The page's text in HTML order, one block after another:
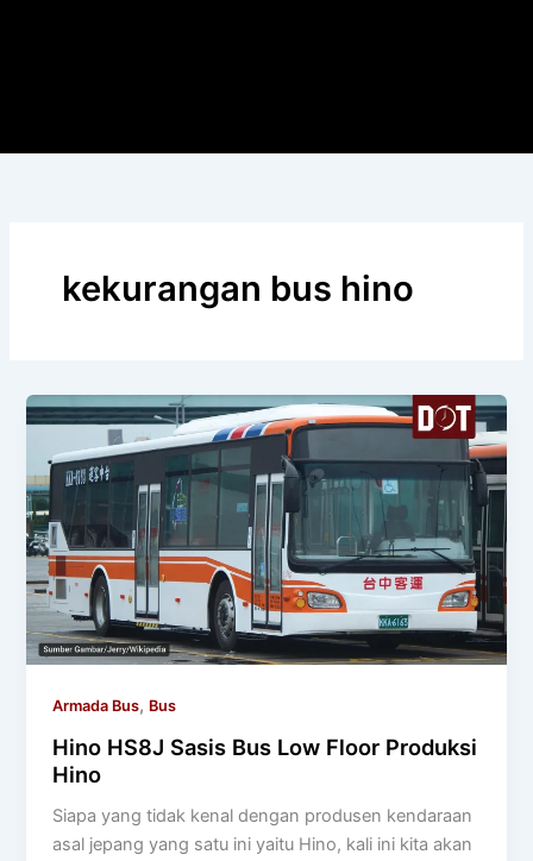
kekurangan bus hino
Armada Bus, Bus
Hino HS8J Sasis Bus Low Floor Produksi
Hino
Siapa yang tidak kenal dengan produsen kendaraan
asal jepang yang satu ini yaitu Hino, kali ini kita akan